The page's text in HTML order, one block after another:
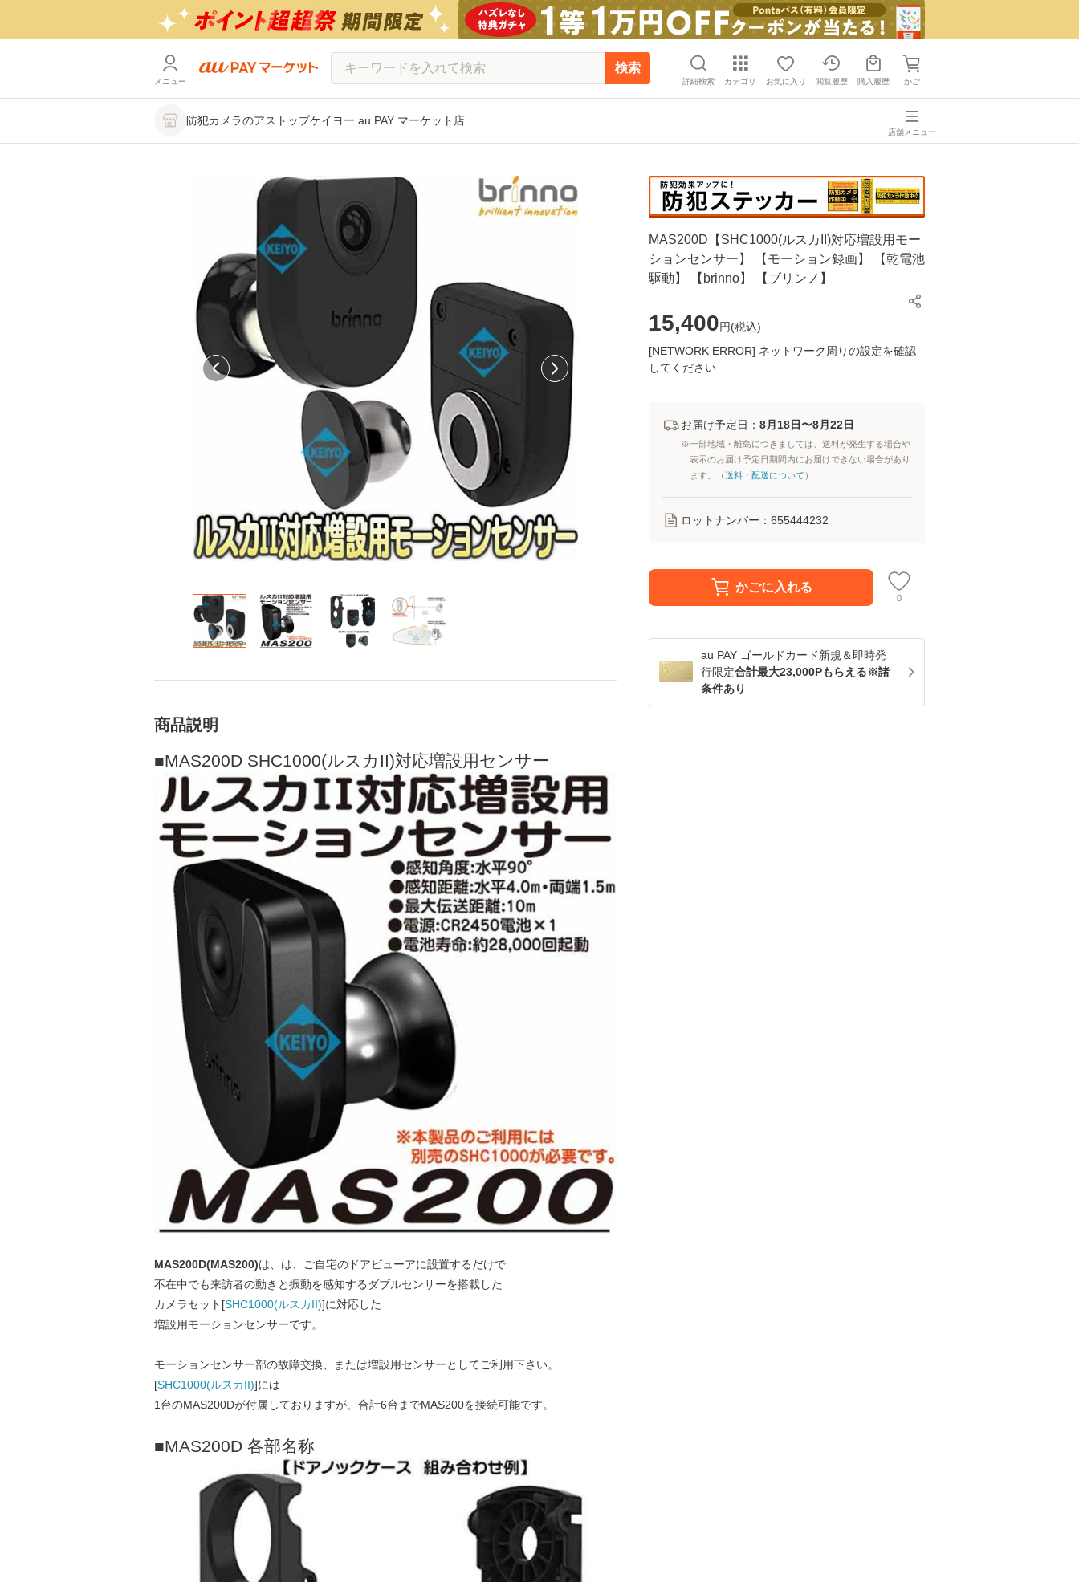
メニュー
検索
詳細検索 カテゴリ お気に入り 閲覧履歴 購入履歴 かご
防犯カメラのアストップケイヨー au PAY マーケット店
店舗メニュー
MAS200D【SHC1000(ルスカII)対応増設用モー
ションセンサー】 【モーション録画】 【乾電池
駆動】 【brinno】 【ブリンノ】
15,400円(税込)
[NETWORK ERROR] ネットワーク周りの設定を確認
してください
お届け予定日： 8月18日〜8月22日
※一部地域・離島につきましては、送料が発生する場合や
表示のお届け予定日期間内にお届けできない場合があり
ます。（送料・配送について ）
ロットナンバー： 655444232
かごに入れる
0
au PAY ゴールドカード新規＆即時発
行限定合計最大23,000Pもらえる※諸
条件あり
商品説明
■MAS200D SHC1000(ルスカII)対応増設用センサー
MAS200D(MAS200)は、は、ご自宅のドアビューアに設置するだけで
不在中でも来訪者の動きと振動を感知するダブルセンサーを搭載した
カメラセット[SHC1000(ルスカII)]に対応した
増設用モーションセンサーです。
モーションセンサー部の故障交換、または増設用センサーとしてご利用下さい。
[SHC1000(ルスカII)]には
1台のMAS200Dが付属しておりますが、合計6台までMAS200を接続可能です。
■MAS200D 各部名称